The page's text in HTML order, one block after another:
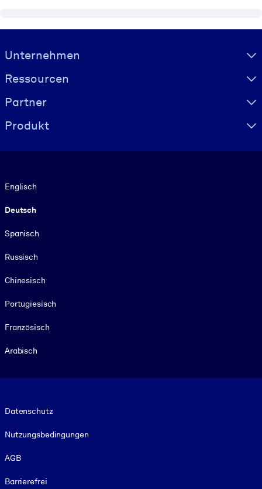
Visually hidden Text
Unternehmen
Ressourcen
Partner
Produkt
Englisch
Deutsch
Spanisch
Russisch
Chinesisch
Portugiesisch
Französisch
Arabisch
Datenschutz
Nutzungsbedingungen
AGB
Barrierefrei